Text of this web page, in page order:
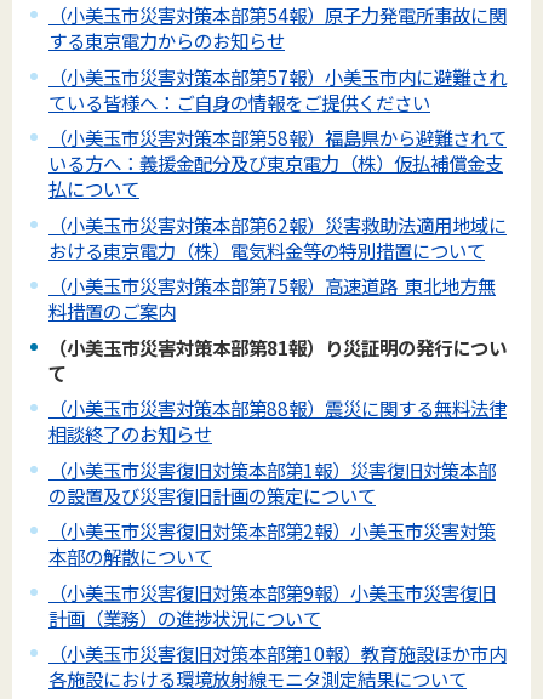
（小美玉市災害対策本部第54報）原子力発電所事故に関
する東京電力からのお知らせ
（小美玉市災害対策本部第57報）小美玉市内に避難され
ている皆様へ：ご自身の情報をご提供ください
（小美玉市災害対策本部第58報）福島県から避難されて
いる方へ：義援金配分及び東京電力（株）仮払補償金支
払について
（小美玉市災害対策本部第62報）災害救助法適用地域に
おける東京電力（株）電気料金等の特別措置について
（小美玉市災害対策本部第75報）高速道路 東北地方無
料措置のご案内
（小美玉市災害対策本部第81報）り災証明の発行につい
て
（小美玉市災害対策本部第88報）震災に関する無料法律
相談終了のお知らせ
（小美玉市災害復旧対策本部第1報）災害復旧対策本部
の設置及び災害復旧計画の策定について
（小美玉市災害復旧対策本部第2報）小美玉市災害対策
本部の解散について
（小美玉市災害復旧対策本部第9報）小美玉市災害復旧
計画（業務）の進捗状況について
（小美玉市災害復旧対策本部第10報）教育施設ほか市内
各施設における環境放射線モニタ測定結果について